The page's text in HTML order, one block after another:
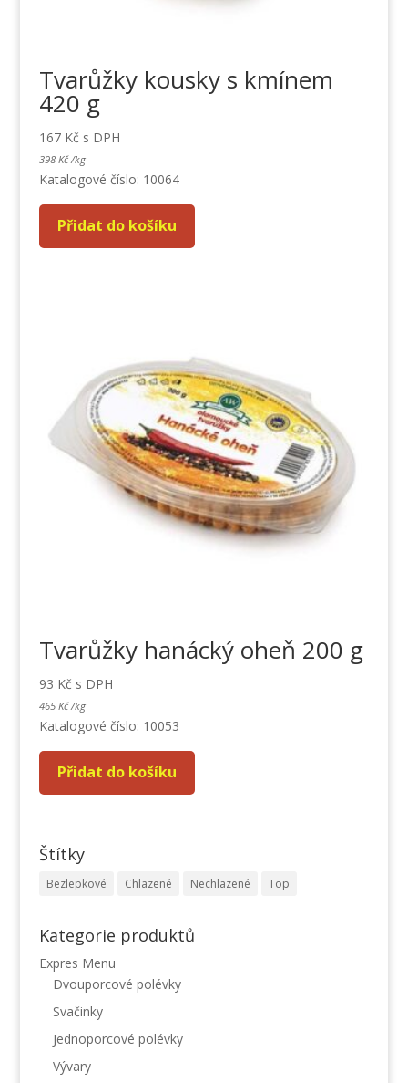
Tvarůžky kousky s kmínem
420 g
167 Kč s DPH
398 Kč /kg
Katalogové číslo: 10064
Přidat do košíku
Tvarůžky hanácký oheň 200 g
93 Kč s DPH
465 Kč /kg
Katalogové číslo: 10053
Přidat do košíku
Štítky
Bezlepkové Chlazené Nechlazené Top
Kategorie produktů
Expres Menu
Dvouporcové polévky
Svačinky
Jednoporcové polévky
Vývary